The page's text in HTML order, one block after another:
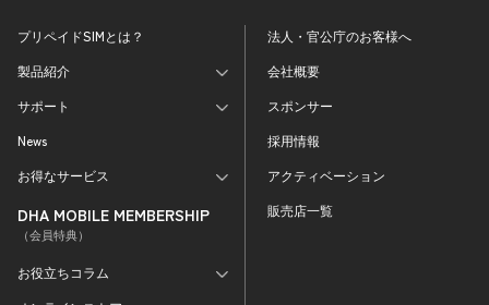
プリペイドSIMとは？
製品紹介
サポート
News
お得なサービス
DHA MOBILE MEMBERSHIP
（会員特典）
お役立ちコラム
法人・官公庁のお客様へ
会社概要
スポンサー
採用情報
アクティベーション
販売店一覧